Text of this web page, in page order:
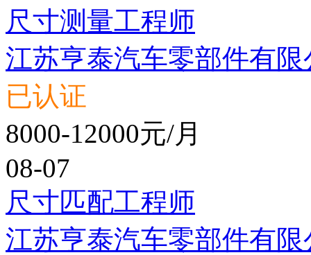
尺寸测量工程师
江苏亨泰汽车零部件有限
已认证
8000-12000元/月
08-07
尺寸匹配工程师
江苏亨泰汽车零部件有限